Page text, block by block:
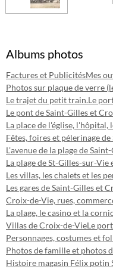
Albums photos
Factures et PublicitésMes
Photos sur plaque de verre
Le trajet du petit train.Le
Le pont de Saint-Gilles et
La place de l'église, l'hôpital,
Fêtes, foires et pélerinage
L'avenue de la plage de
La plage de St-Gilles-sur-Vie
Les villas, les chalets et les
Les gares de Saint-Gilles et
Croix-de-Vie, rues,
La plage, le casino et la
Villas de Croix-de-VieLe
Personnages, costumes et
Photos de famille et photos
Histoire magasin Félix potin